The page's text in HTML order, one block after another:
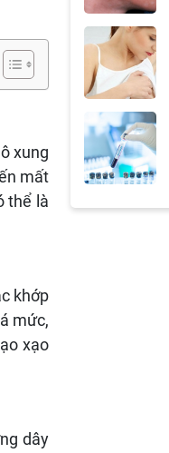
xung
mất
thể là
khớp
mức,
xạo
dây